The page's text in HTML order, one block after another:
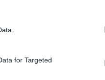
for Targeted